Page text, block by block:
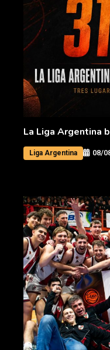
La Liga Argentina
Liga Argentina 08/